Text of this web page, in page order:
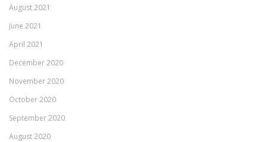
August 2021
June 2021
April 2021
December 2020
November 2020
October 2020
September 2020
August 2020